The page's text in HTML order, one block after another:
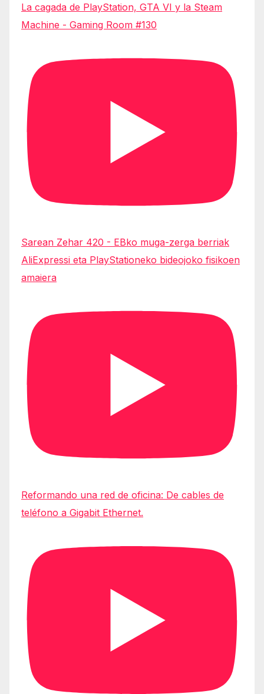
La cagada de PlayStation, GTA VI y la Steam
Machine - Gaming Room #130
Sarean Zehar 420 - EBko muga-zerga berriak
AliExpressi eta PlayStationeko bideojoko fisikoen
amaiera
Reformando una red de oficina: De cables de
teléfono a Gigabit Ethernet.